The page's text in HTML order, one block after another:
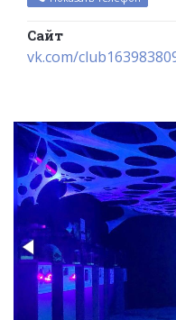
Сайт
vk.com/